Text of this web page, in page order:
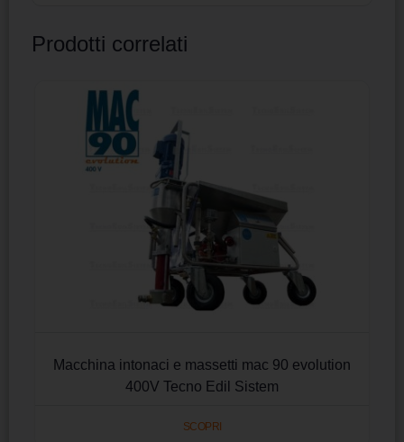
Prodotti correlati
Macchina intonaci e massetti mac 90 evolution
400V Tecno Edil Sistem
SCOPRI